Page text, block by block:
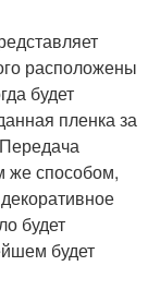
расположены
будет
пленка за
же способом,
будет
будет